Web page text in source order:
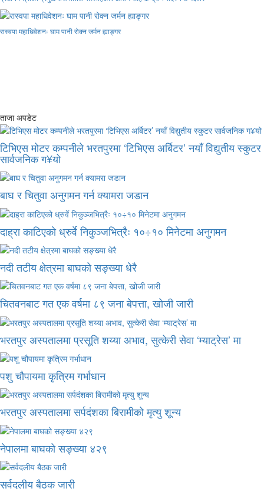
रास्वपा महाधिवेशनः घाम पानी रोक्न जर्मन ह्याङ्गर
ताजा अपडेट
टिभिएस मोटर कम्पनीले भरतपुरमा ‘टिभिएस अर्बिटर’ नयाँ विद्युतीय स्कुटर
सार्वजनिक ग¥यो
बाघ र चितुवा अनुगमन गर्न क्यामरा जडान
दाह्रा काटिएको ध्रुर्वे निकुञ्जभित्रैः १०÷१० मिनेटमा अनुगमन
नदी तटीय क्षेत्रमा बाघको सङ्ख्या धेरै
चितवनबाट गत एक वर्षमा ८९ जना बेपत्ता, खोजी जारी
भरतपुर अस्पतालमा प्रसूति शय्या अभाव, सुत्केरी सेवा ‘म्याट्रेस’ मा
पशु चौपायमा कृत्रिम गर्भाधान
भरतपुर अस्पतालमा सर्पदंशका बिरामीको मृत्यु शून्य
नेपालमा बाघको सङ्ख्या ४२९
सर्वदलीय बैठक जारी